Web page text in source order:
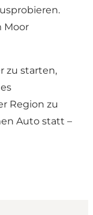
Moor
zu starten,
Region zu
Auto statt –